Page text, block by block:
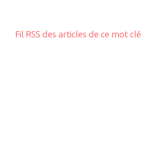
Fil RSS des articles de ce mot clé